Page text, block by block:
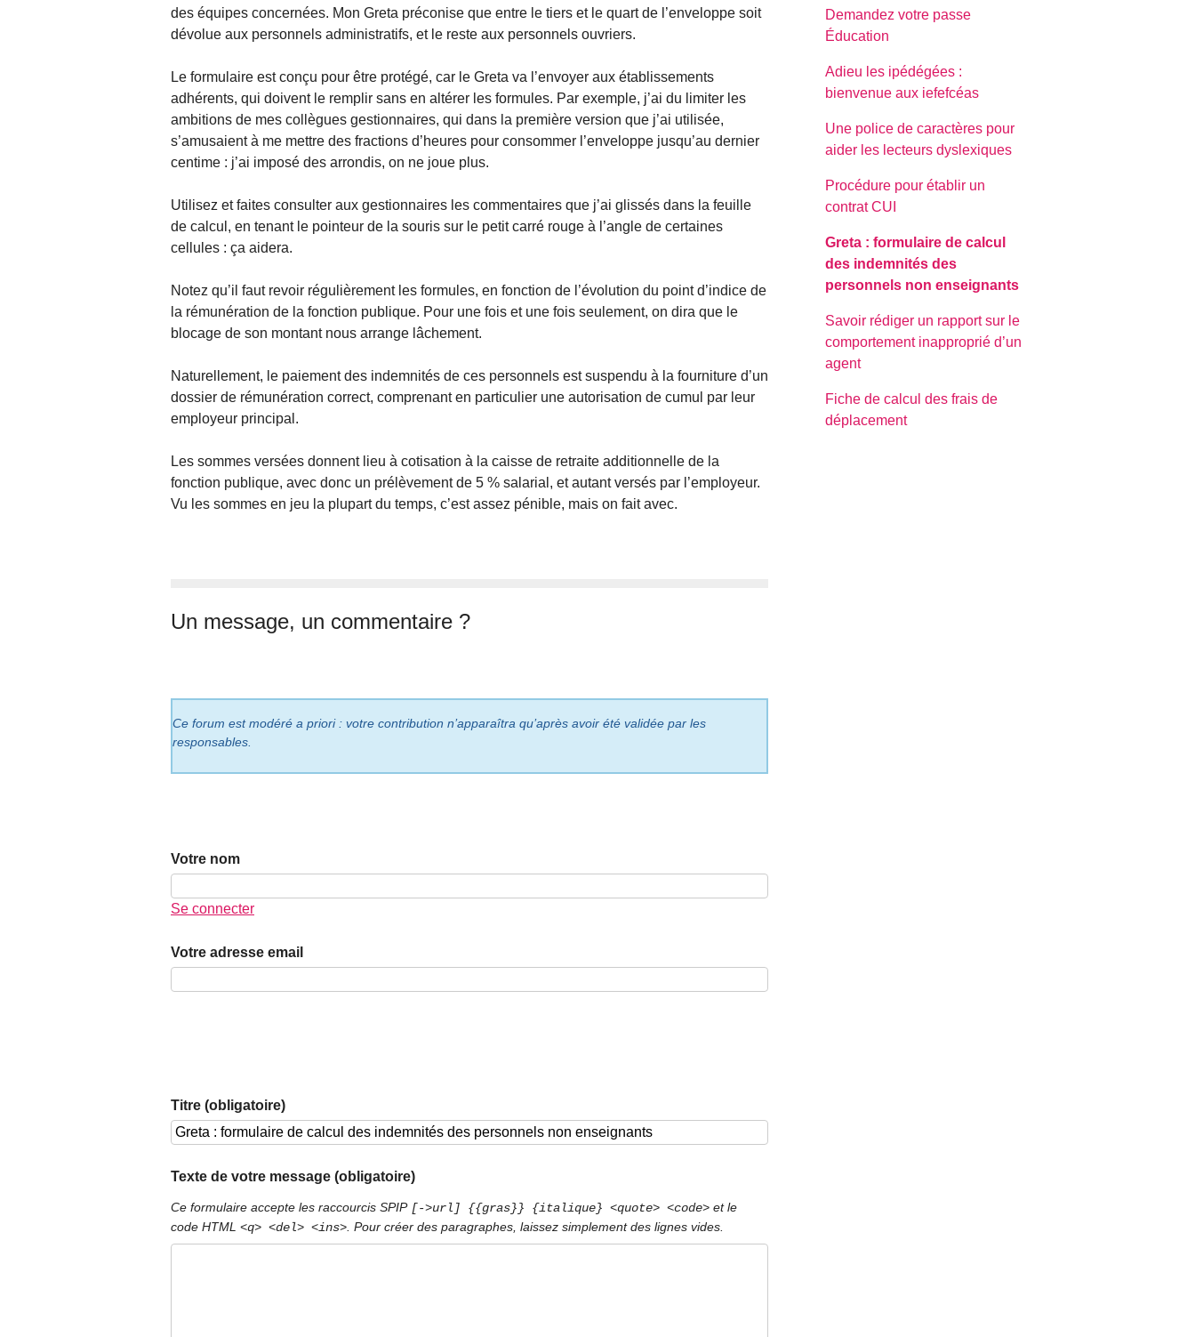
des équipes concernées. Mon Greta préconise que entre le tiers et le quart de l’enveloppe soit
dévolue aux personnels administratifs, et le reste aux personnels ouvriers.
Le formulaire est conçu pour être protégé, car le Greta va l’envoyer aux établissements
adhérents, qui doivent le remplir sans en altérer les formules. Par exemple, j’ai du limiter les
ambitions de mes collègues gestionnaires, qui dans la première version que j’ai utilisée,
s’amusaient à me mettre des fractions d’heures pour consommer l’enveloppe jusqu’au dernier
centime : j’ai imposé des arrondis, on ne joue plus.
Utilisez et faites consulter aux gestionnaires les commentaires que j’ai glissés dans la feuille
de calcul, en tenant le pointeur de la souris sur le petit carré rouge à l’angle de certaines
cellules : ça aidera.
Notez qu’il faut revoir régulièrement les formules, en fonction de l’évolution du point d’indice de
la rémunération de la fonction publique. Pour une fois et une fois seulement, on dira que le
blocage de son montant nous arrange lâchement.
Naturellement, le paiement des indemnités de ces personnels est suspendu à la fourniture d’un
dossier de rémunération correct, comprenant en particulier une autorisation de cumul par leur
employeur principal.
Les sommes versées donnent lieu à cotisation à la caisse de retraite additionnelle de la
fonction publique, avec donc un prélèvement de 5 % salarial, et autant versés par l’employeur.
Vu les sommes en jeu la plupart du temps, c’est assez pénible, mais on fait avec.
Un message, un commentaire ?
Ce forum est modéré a priori : votre contribution n’apparaîtra qu’après avoir été validée par les
responsables.
Votre nom
Se connecter
Votre adresse email
Titre (obligatoire)
Texte de votre message (obligatoire)
Ce formulaire accepte les raccourcis SPIP [->url] {{gras}} {italique} <quote> <code> et le
code HTML <q> <del> <ins> . Pour créer des paragraphes, laissez simplement des lignes vides.
Demandez votre passe
Éducation
Adieu les ipédégées :
bienvenue aux iefefcéas
Une police de caractères pour
aider les lecteurs dyslexiques
Procédure pour établir un
contrat CUI
Greta : formulaire de calcul
des indemnités des
personnels non enseignants
Savoir rédiger un rapport sur le
comportement inapproprié d’un
agent
Fiche de calcul des frais de
déplacement